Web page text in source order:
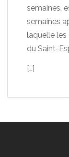
semaines,
semaines
laquelle les
du Saint-
[…]